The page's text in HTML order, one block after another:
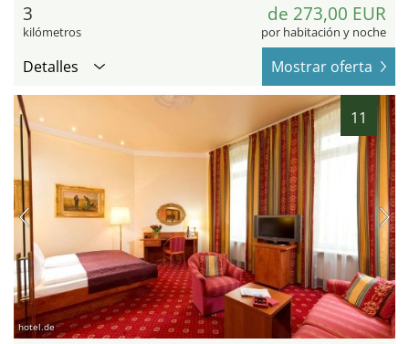
3
kilómetros
de 273,00 EUR
por habitación y noche
Detalles Mostrar oferta
11
hotel.de